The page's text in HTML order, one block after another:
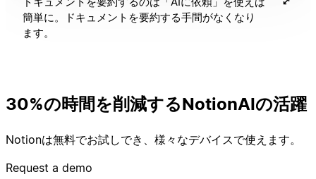
簡単に。ドキュメントを要約する手間がなくなり
ます。
30%の時間を削減するNotionAIの活躍
Notionは無料でお試しでき、様々なデバイスで使えます。
Request a demo